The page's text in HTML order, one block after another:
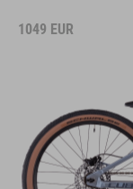
1049 EUR